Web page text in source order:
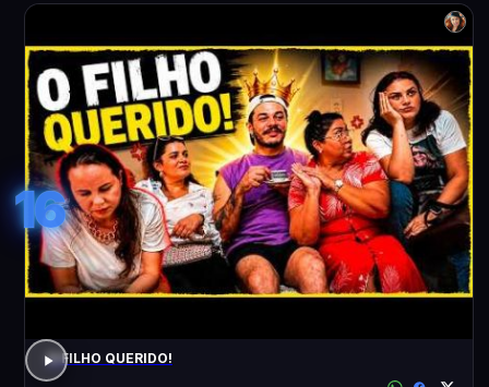
16
O FILHO QUERIDO!